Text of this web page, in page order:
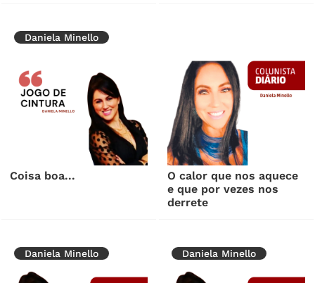
Daniela Minello
Coisa boa...
O calor que nos aquece
e que por vezes nos
derrete
Daniela Minello Daniela Minello